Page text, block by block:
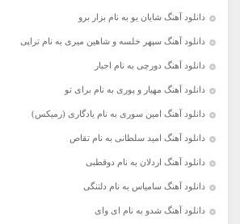
دانلود آهنگ شایان یو به نام بزار برو
دانلود آهنگ سپهر خلسه و شاهین میری به نام تراپی
دانلود آهنگ دورچی به نام اجبار
دانلود آهنگ مهیار و پوری به نام برای تو
دانلود آهنگ امین سوری به نام یادگاری (رمیکس)
دانلود آهنگ امید سلطانی به نام تقاص
دانلود آهنگ اردلان به نام دوقطبی
دانلود آهنگ سامیاس به نام دلتنگی
دانلود آهنگ شدو به نام ای وای